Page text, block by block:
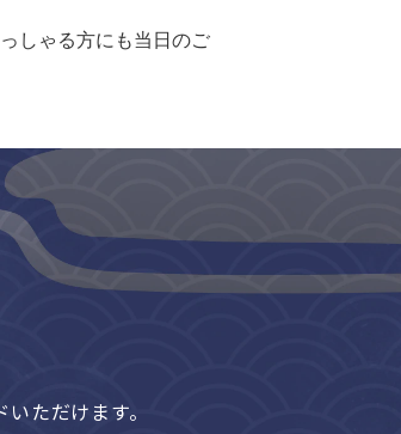
しゃる方にも当日のご
ただけます。